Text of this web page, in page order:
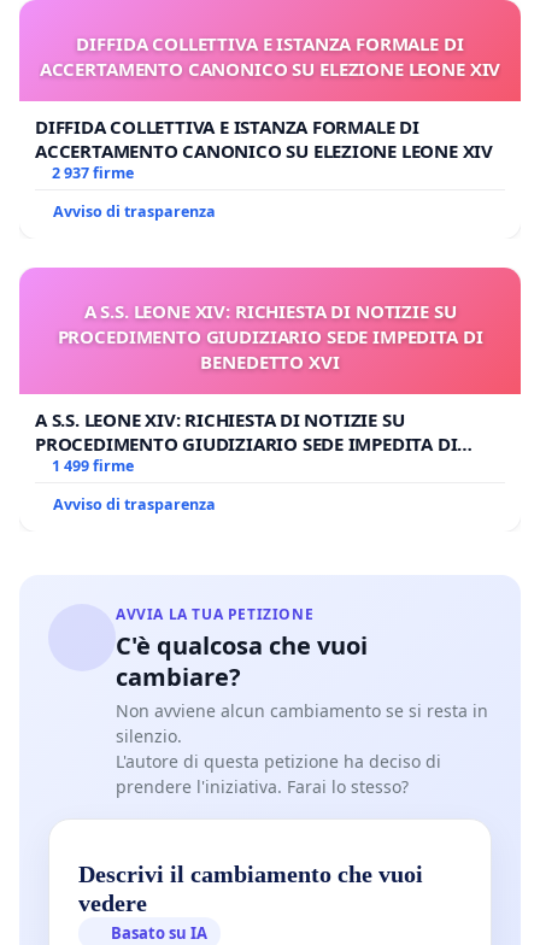
DIFFIDA COLLETTIVA E ISTANZA FORMALE DI
ACCERTAMENTO CANONICO SU ELEZIONE LEONE XIV
DIFFIDA COLLETTIVA E ISTANZA FORMALE DI
ACCERTAMENTO CANONICO SU ELEZIONE LEONE XIV
2 937 firme
Avviso di trasparenza
A S.S. LEONE XIV: RICHIESTA DI NOTIZIE SU
PROCEDIMENTO GIUDIZIARIO SEDE IMPEDITA DI
BENEDETTO XVI
A S.S. LEONE XIV: RICHIESTA DI NOTIZIE SU
PROCEDIMENTO GIUDIZIARIO SEDE IMPEDITA DI
BENEDETTO XVI
1 499 firme
Avviso di trasparenza
AVVIA LA TUA PETIZIONE
C'è qualcosa che vuoi
cambiare?
Non avviene alcun cambiamento se si resta in
silenzio.
L'autore di questa petizione ha deciso di
prendere l'iniziativa. Farai lo stesso?
Descrivi il cambiamento che vuoi
vedere
Basato su IA